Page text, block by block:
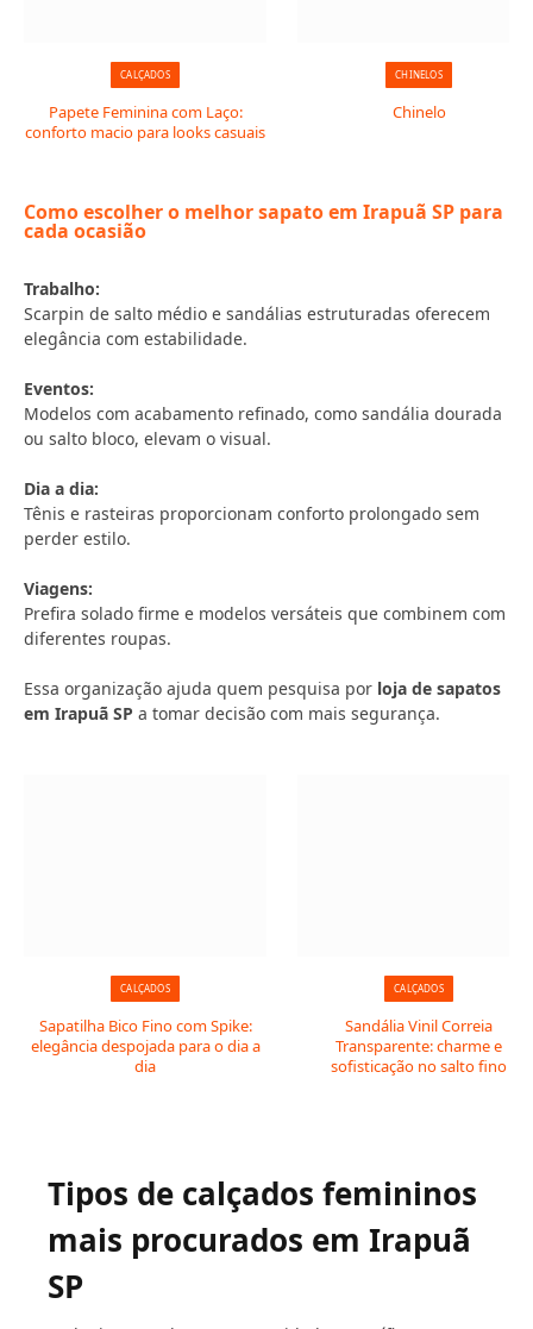
CALÇADOS
Papete Feminina com Laço:
conforto macio para looks casuais
CHINELOS
Chinelo
Como escolher o melhor sapato em Irapuã SP para
cada ocasião
Trabalho:
Scarpin de salto médio e sandálias estruturadas oferecem
elegância com estabilidade.
Eventos:
Modelos com acabamento refinado, como sandália dourada
ou salto bloco, elevam o visual.
Dia a dia:
Tênis e rasteiras proporcionam conforto prolongado sem
perder estilo.
Viagens:
Prefira solado firme e modelos versáteis que combinem com
diferentes roupas.
Essa organização ajuda quem pesquisa por loja de sapatos
em Irapuã SP a tomar decisão com mais segurança.
CALÇADOS
Sapatilha Bico Fino com Spike:
elegância despojada para o dia a
dia
CALÇADOS
Sandália Vinil Correia
Transparente: charme e
sofisticação no salto fino
Tipos de calçados femininos
mais procurados em Irapuã
SP